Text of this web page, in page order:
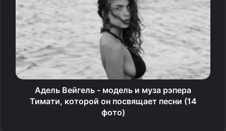
Адель Вейгель - модель и муза рэпера
Тимати, которой он посвящает песни (14
фото)